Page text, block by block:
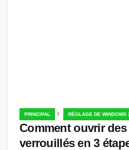
PRINCIPAL › RÉGLAGE DE WINDOWS
Comment ouvrir
verrouillés en 3